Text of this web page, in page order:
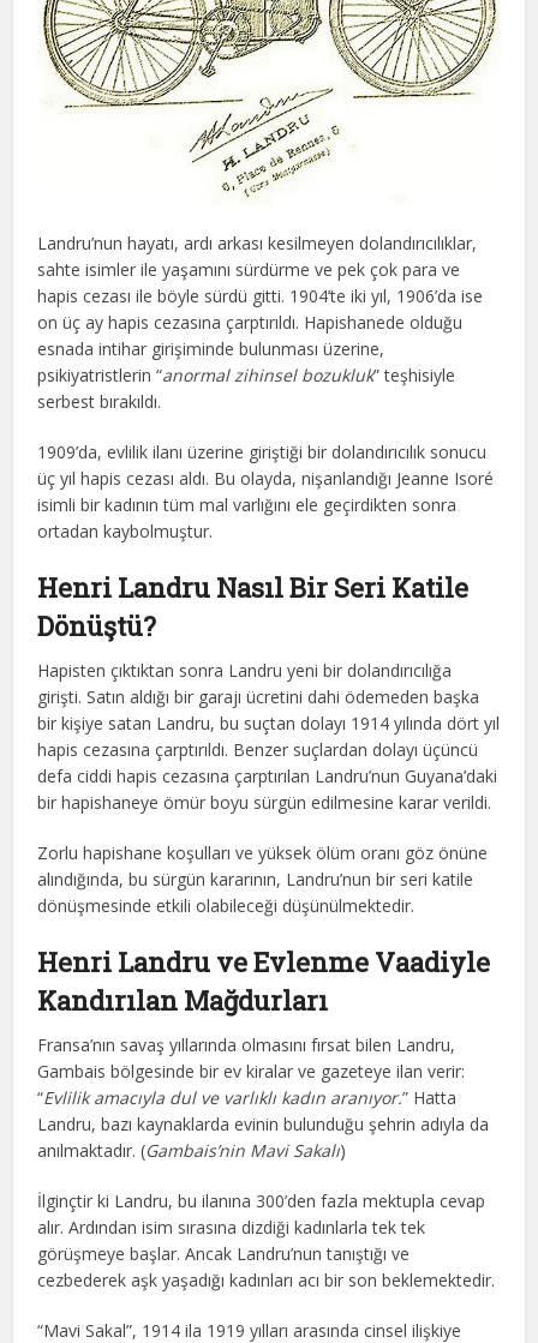
Landru’nun hayatı, ardı arkası kesilmeyen dolandırıcılıklar,
sahte isimler ile yaşamını sürdürme ve pek çok para ve
hapis cezası ile böyle sürdü gitti. 1904’te iki yıl, 1906’da ise
on üç ay hapis cezasına çarptırıldı. Hapishanede olduğu
esnada intihar girişiminde bulunması üzerine,
psikiyatristlerin “anormal zihinsel bozukluk” teşhisiyle
serbest bırakıldı.
1909’da, evlilik ilanı üzerine giriştiği bir dolandırıcılık sonucu
üç yıl hapis cezası aldı. Bu olayda, nişanlandığı Jeanne Isoré
isimli bir kadının tüm mal varlığını ele geçirdikten sonra
ortadan kaybolmuştur.
Henri Landru Nasıl Bir Seri Katile
Dönüştü?
Hapisten çıktıktan sonra Landru yeni bir dolandırıcılığa
girişti. Satın aldığı bir garajı ücretini dahi ödemeden başka
bir kişiye satan Landru, bu suçtan dolayı 1914 yılında dört yıl
hapis cezasına çarptırıldı. Benzer suçlardan dolayı üçüncü
defa ciddi hapis cezasına çarptırılan Landru’nun Guyana’daki
bir hapishaneye ömür boyu sürgün edilmesine karar verildi.
Zorlu hapishane koşulları ve yüksek ölüm oranı göz önüne
alındığında, bu sürgün kararının, Landru’nun bir seri katile
dönüşmesinde etkili olabileceği düşünülmektedir.
Henri Landru veEvlenme Vaadiyle
Kandırılan Mağdurları
Fransa’nın savaş yıllarında olmasını fırsat bilen Landru,
Gambais bölgesinde bir ev kiralar ve gazeteye ilan verir:
“Evlilik amacıyla dul ve varlıklı kadın aranıyor.” Hatta
Landru, bazı kaynaklarda evinin bulunduğu şehrin adıyla da
anılmaktadır. (Gambais’nin Mavi Sakalı)
İlginçtir ki Landru, bu ilanına 300’den fazla mektupla cevap
alır. Ardından isim sırasına dizdiği kadınlarla tek tek
görüşmeye başlar. Ancak Landru’nun tanıştığı ve
cezbederek aşk yaşadığı kadınları acı bir son beklemektedir.
“Mavi Sakal”, 1914 ila 1919 yılları arasında cinsel ilişkiye